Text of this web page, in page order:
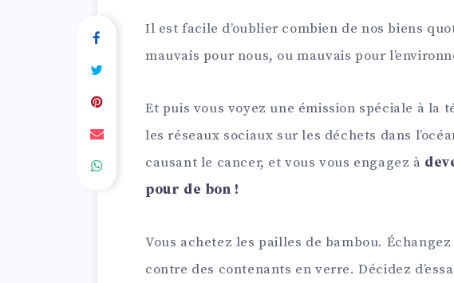
Il est facile d’oublier combien de nos biens
mauvais pour nous, ou mauvais pour
Et puis vous voyez une émission spéciale à la
les réseaux sociaux sur les déchets dans
causant le cancer, et vous vous engagez à
pour de bon !
Vous achetez les pailles de bambou.
contre des contenants en verre. Décidez